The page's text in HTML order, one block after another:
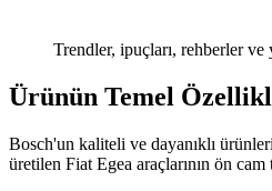
Trendler, ipuçları, rehberler
Ürünün Temel
Bosch'un kaliteli ve dayanıklı
üretilen Fiat Egea araçlarının ön